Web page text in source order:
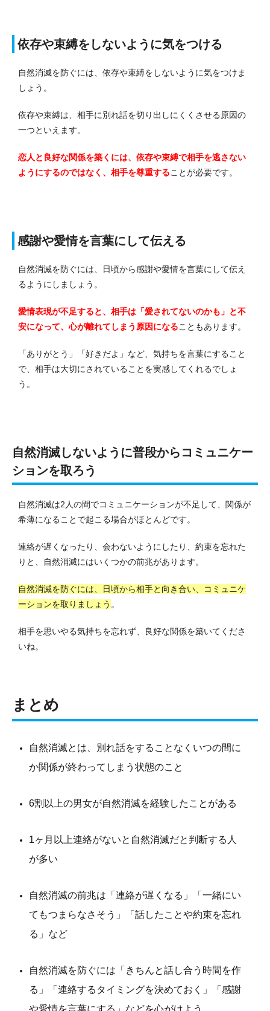
依存や束縛をしないように気をつける
自然消滅を防ぐには、依存や束縛をしないように気をつけま
しょう。
依存や束縛は、相手に別れ話を切り出しにくくさせる原因の
一つといえます。
恋人と良好な関係を築くには、依存や束縛で相手を逃さない
ようにするのではなく、相手を尊重することが必要です。
感謝や愛情を言葉にして伝える
自然消滅を防ぐには、日頃から感謝や愛情を言葉にして伝え
るようにしましょう。
愛情表現が不足すると、相手は「愛されてないのかも」と不
安になって、心が離れてしまう原因になることもあります。
「ありがとう」「好きだよ」など、気持ちを言葉にすること
で、相手は大切にされていることを実感してくれるでしょ
う。
自然消滅しないように普段からコミュニケー
ションを取ろう
自然消滅は2人の間でコミュニケーションが不足して、関係が
希薄になることで起こる場合がほとんどです。
連絡が遅くなったり、会わないようにしたり、約束を忘れた
りと、自然消滅にはいくつかの前兆があります。
自然消滅を防ぐには、日頃から相手と向き合い、コミュニケ
ーションを取りましょう 。
相手を思いやる気持ちを忘れず、良好な関係を築いてくださ
いね。
まとめ
自然消滅とは、別れ話をすることなくいつの間に
か関係が終わってしまう状態のこと
6割以上の男女が自然消滅を経験したことがある
1ヶ月以上連絡がないと自然消滅だと判断する人
が多い
自然消滅の前兆は「連絡が遅くなる」「一緒にい
てもつまらなさそう」「話したことや約束を忘れ
る」など
自然消滅を防ぐには「きちんと話し合う時間を作
る」「連絡するタイミングを決めておく」「感謝